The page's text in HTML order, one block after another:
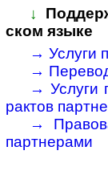
↓
ском языке
→ Услуги
→
→ Услуги
рактов
→
парт­нерами